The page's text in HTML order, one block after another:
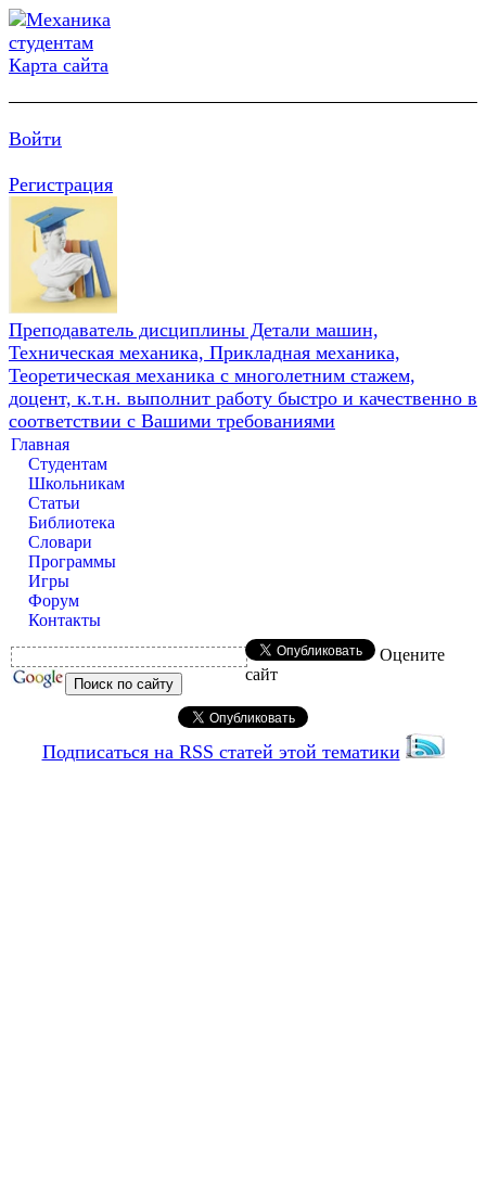
Карта сайта
Войти
Регистрация
Преподаватель дисциплины Детали машин,
Техническая механика, Прикладная механика,
Теоретическая механика с многолетним стажем,
доцент, к.т.н. выполнит работу быстро и качественно в
соответствии с Вашими требованиями
Главная
Студентам
Школьникам
Статьи
Библиотека
Словари
Программы
Игры
Форум
Контакты
Оцените
сайт
Подписаться на RSS статей этой тематики